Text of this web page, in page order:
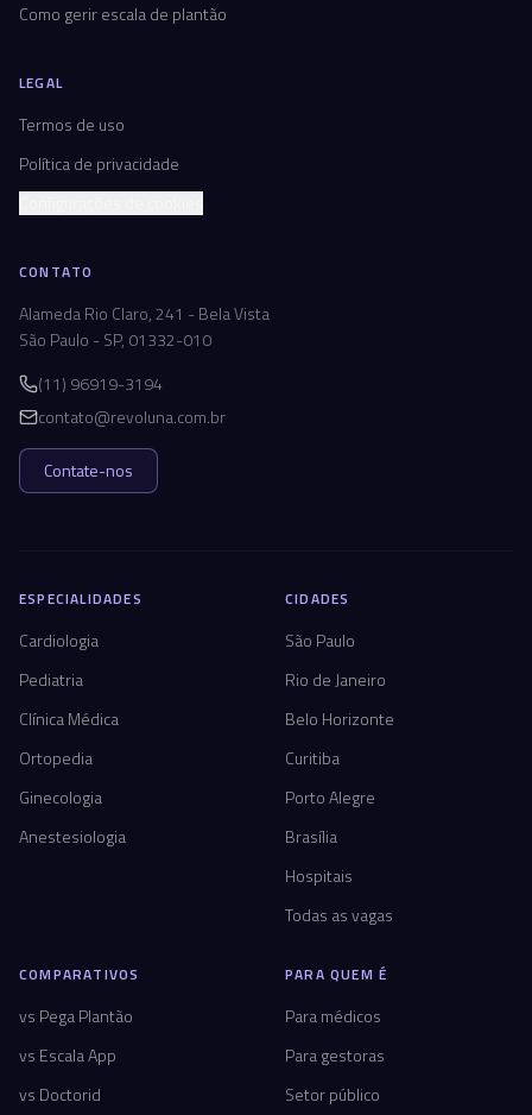
Como gerir escala de plantão
LEGAL
Termos de uso
Política de privacidade
CONTATO
Alameda Rio Claro, 241 - Bela Vista
São Paulo - SP, 01332-010
(11) 96919-3194
contato@revoluna.com.br
Contate-nos
ESPECIALIDADES
Cardiologia
Pediatria
Clínica Médica
Ortopedia
Ginecologia
Anestesiologia
CIDADES
São Paulo
Rio de Janeiro
Belo Horizonte
Curitiba
Porto Alegre
Brasília
Hospitais
Todas as vagas
COMPARATIVOS
vs Pega Plantão
vs Escala App
vs Doctorid
PARA QUEM É
Para médicos
Para gestoras
Setor público